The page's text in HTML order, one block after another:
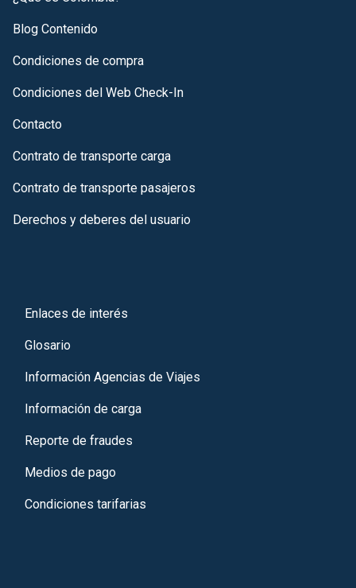
Blog Contenido
Condiciones de compra
Condiciones del Web Check-In
Contacto
Contrato de transporte carga
Contrato de transporte pasajeros
Derechos y deberes del usuario
Enlaces de interés
Glosario
Información Agencias de Viajes
Información de carga
Reporte de fraudes
Medios de pago
Condiciones tarifarias